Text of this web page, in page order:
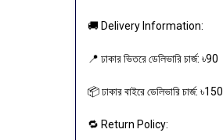
🚚 Delivery Information:
📍 ঢাকার ভিতরে ডেলিভারি চার্জ: ৳90
📦 ঢাকার বাইরে ডেলিভারি চার্জ: ৳150
🔁 Return Policy: